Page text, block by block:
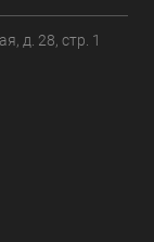
д. 28, стр. 1